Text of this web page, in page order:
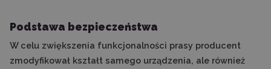
Podstawa bezpieczeństwa
W celu zwiększenia funkcjonalności prasy producent
zmodyfikował kształt samego urządzenia, ale również